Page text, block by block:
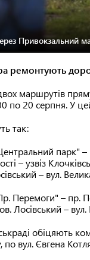
Привокзальний
ремонтують
маршрутів
по 20 серпня. У
так:
парк"
– узвіз
– вул.
Перемоги" – пр.
Лосівський –
обіцяють
вул. Євгена